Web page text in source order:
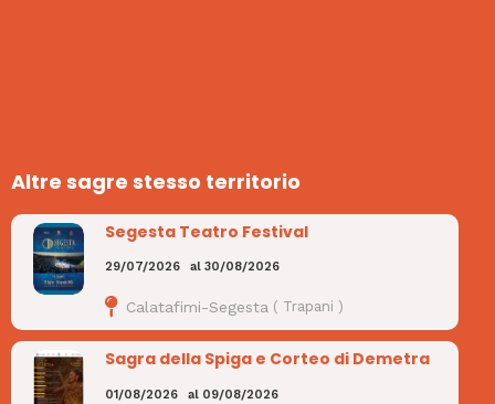
Altre sagre stesso territorio
Segesta Teatro Festival
29/07/2026 al30/08/2026
Calatafimi-Segesta ( Trapani )
Sagra della Spiga e Corteo di Demetra
01/08/2026 al 09/08/2026